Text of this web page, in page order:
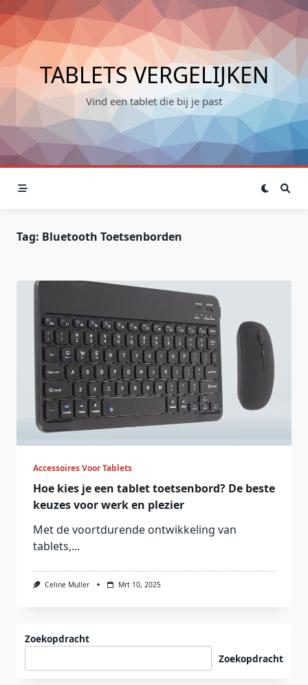
Skip
to
content
TABLETS VERGELIJKEN
Vind een tablet die bij je past
Tag: Bluetooth Toetsenborden
Accessoires Voor Tablets
Hoe kies je een tablet toetsenbord? De beste
keuzes voor werk en plezier
Met de voortdurende ontwikkeling van
tablets,...
Celine Muller Mrt 10, 2025
Zoekopdracht
Zoekopdracht